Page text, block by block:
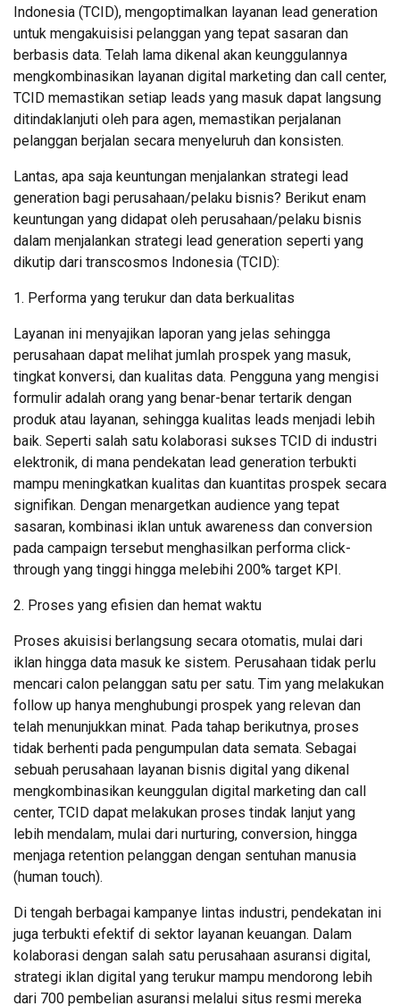
Indonesia (TCID), mengoptimalkan layanan lead generation
untuk mengakuisisi pelanggan yang tepat sasaran dan
berbasis data. Telah lama dikenal akan keunggulannya
mengkombinasikan layanan digital marketing dan call center,
TCID memastikan setiap leads yang masuk dapat langsung
ditindaklanjuti oleh para agen, memastikan perjalanan
pelanggan berjalan secara menyeluruh dan konsisten.
Lantas, apa saja keuntungan menjalankan strategi lead
generation bagi perusahaan/pelaku bisnis? Berikut enam
keuntungan yang didapat oleh perusahaan/pelaku bisnis
dalam menjalankan strategi lead generation seperti yang
dikutip dari transcosmos Indonesia (TCID):
1. Performa yang terukur dan data berkualitas
Layanan ini menyajikan laporan yang jelas sehingga
perusahaan dapat melihat jumlah prospek yang masuk,
tingkat konversi, dan kualitas data. Pengguna yang mengisi
formulir adalah orang yang benar-benar tertarik dengan
produk atau layanan, sehingga kualitas leads menjadi lebih
baik. Seperti salah satu kolaborasi sukses TCID di industri
elektronik, di mana pendekatan lead generation terbukti
mampu meningkatkan kualitas dan kuantitas prospek secara
signifikan. Dengan menargetkan audience yang tepat
sasaran, kombinasi iklan untuk awareness dan conversion
pada campaign tersebut menghasilkan performa click-
through yang tinggi hingga melebihi 200% target KPI.
2. Proses yang efisien dan hemat waktu
Proses akuisisi berlangsung secara otomatis, mulai dari
iklan hingga data masuk ke sistem. Perusahaan tidak perlu
mencari calon pelanggan satu per satu. Tim yang melakukan
follow up hanya menghubungi prospek yang relevan dan
telah menunjukkan minat. Pada tahap berikutnya, proses
tidak berhenti pada pengumpulan data semata. Sebagai
sebuah perusahaan layanan bisnis digital yang dikenal
mengkombinasikan keunggulan digital marketing dan call
center, TCID dapat melakukan proses tindak lanjut yang
lebih mendalam, mulai dari nurturing, conversion, hingga
menjaga retention pelanggan dengan sentuhan manusia
(human touch).
Di tengah berbagai kampanye lintas industri, pendekatan ini
juga terbukti efektif di sektor layanan keuangan. Dalam
kolaborasi dengan salah satu perusahaan asuransi digital,
strategi iklan digital yang terukur mampu mendorong lebih
dari 700 pembelian asuransi melalui situs resmi mereka